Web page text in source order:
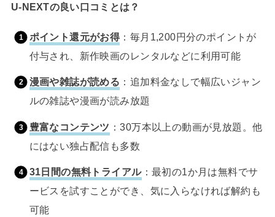
U-NEXTの良い口コミとは？
ポイント還元がお得：毎月1,200円分のポイントが
付与され、新作映画のレンタルなどに利用可能
漫画や雑誌が読める ：追加料金なしで幅広いジャン
ルの雑誌や漫画が読み放題
豊富なコンテンツ ：30万本以上の動画が見放題。他
にはない独占配信も多数
31日間の無料トライアル：最初の1か月は無料でサ
ービスを試すことができ、気に入らなければ解約も
可能